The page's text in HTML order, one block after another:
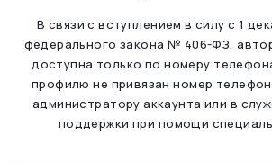
В связи с вступлением в силу с 1
федерального закона № 406-ФЗ,
доступна только по номеру
профилю не привязан номер
администратору аккаунта или в
поддержки при помощи